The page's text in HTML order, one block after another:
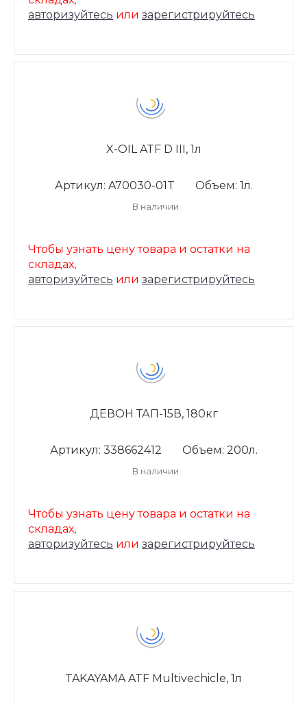
авторизуйтесь или зарегистрируйтесь
X-OIL ATF D III, 1л
Артикул: A70030-01T Объем: 1л.
В наличии
Чтобы узнать цену товара и остатки на
складах,
авторизуйтесь или зарегистрируйтесь
ДЕВОН ТАП-15В, 180кг
Артикул: 338662412 Объем: 200л.
В наличии
Чтобы узнать цену товара и остатки на
складах,
авторизуйтесь или зарегистрируйтесь
TAKAYAMA ATF Multivechicle, 1л